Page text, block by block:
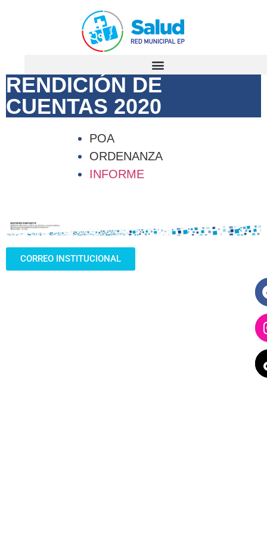
RENDICIÓN DE
CUENTAS 2020
POA
ORDENANZA
INFORME
CORREO INSTITUCIONAL